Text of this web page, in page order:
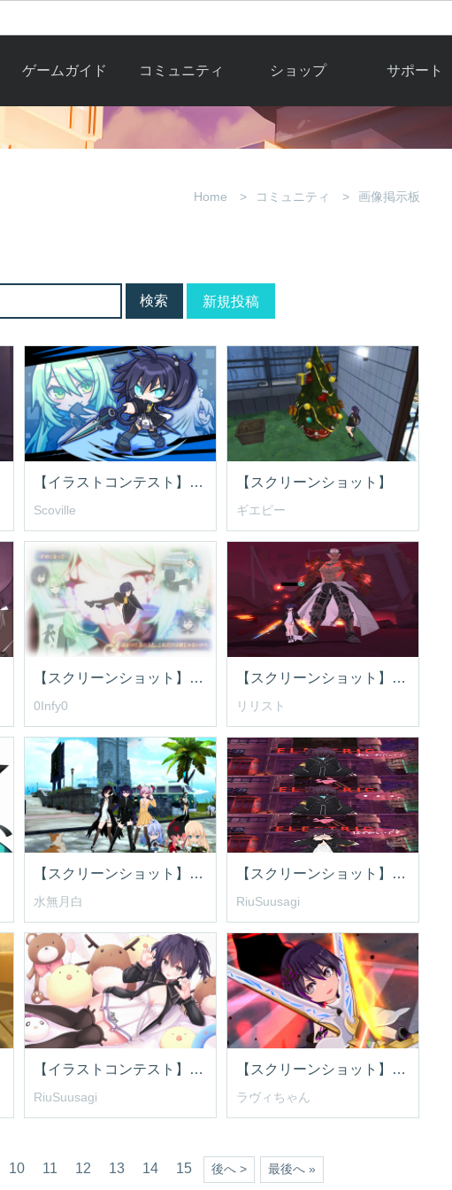
ゲームガイド
ガイド総合もく
コミュニティ
自由掲示板
画像掲示板
ショップ
Y.Pの購入
アイテムカタロ
サポート
よくある質問
不具合対応状況
Home コミュニティ 画像掲示板
新規投稿
【イラストコンテスト】ダーナちゃん
Scoville
【スクリーンショット】
ギエピー
【スクリーンショット】約束
0Infy0
【スクリーンショット】この身長差
リリスト
【スクリーンショット】踊るオピニー
水無月白
【スクリーンショット】照れダーナ
RiuSuusagi
【イラストコンテスト】がお～
RiuSuusagi
【スクリーンショット】どぉ～やって困らせてやろうかなぁ～♪
ラヴィちゃん
10 11 12 13 14 15 後へ > 最後へ »